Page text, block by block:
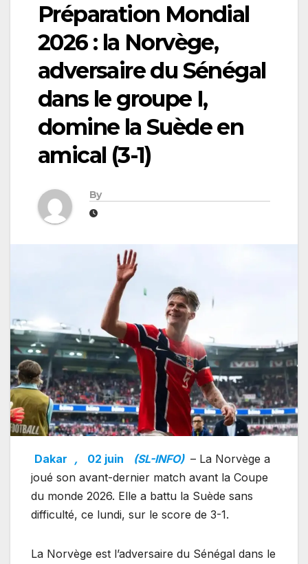
Préparation Mondial
2026 : la Norvège,
adversaire du Sénégal
dans le groupe I,
domine la Suède en
amical (3-1)
By
Dakar , 02 juin (SL-INFO) – La Norvège a
joué son avant-dernier match avant la Coupe
du monde 2026. Elle a battu la Suède sans
difficulté, ce lundi, sur le score de 3-1.
La Norvège est l’adversaire du Sénégal dans le